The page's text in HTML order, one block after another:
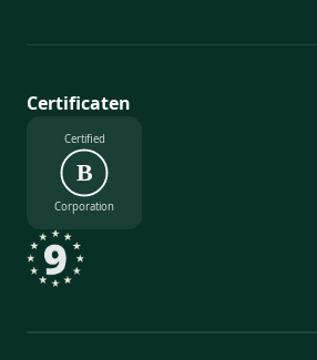
Certificaten
Certified
B
Corporation